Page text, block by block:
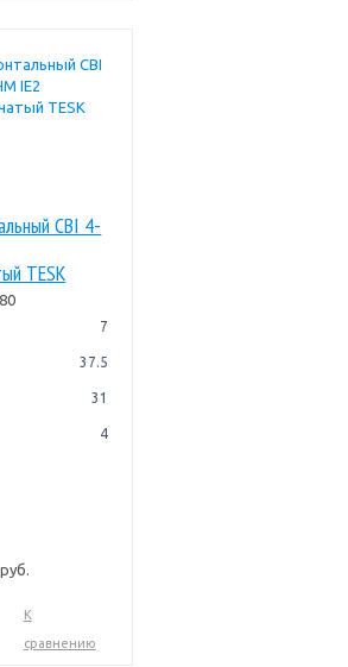
CBI 4-
TESK
7
37.5
31
4
руб.
К
сравнению